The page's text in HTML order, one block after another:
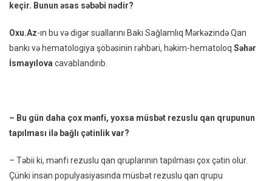
keçir. Bunun əsas səbəbi nədir?
Oxu.Az-ın bu və digər suallarını Bakı Sağlamlıq Mərkəzində Qan
bankı və hematologiya şöbəsinin rəhbəri, həkim-hematoloq Səhər
İsmayılova cavablandırıb.
– Bu gün daha çox mənfi, yoxsa müsbət rezuslu qan qrupunun
tapılması ilə bağlı çətinlik var?
– Təbii ki, mənfi rezuslu qan qruplarının tapılması çox çətin olur.
Çünki insan populyasiyasında müsbət rezuslu qan qrupu